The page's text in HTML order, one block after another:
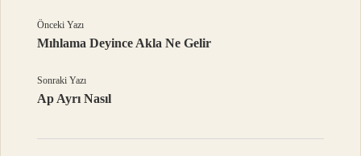
Önceki Yazı
Mıhlama Deyince Akla Ne Gelir
Sonraki Yazı
Ap Ayrı Nasıl